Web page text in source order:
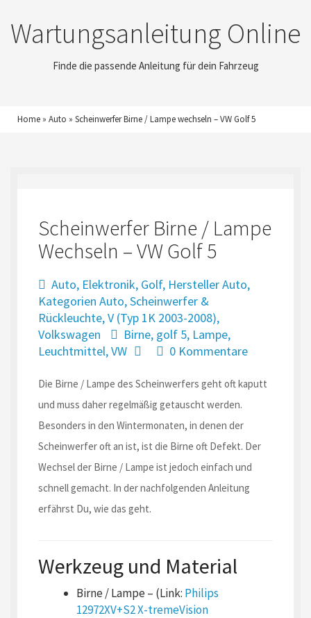
Wartungsanleitung Online
Finde die passende Anleitung für dein Fahrzeug
Home » Auto » Scheinwerfer Birne / Lampe wechseln – VW Golf 5
Scheinwerfer Birne / Lampe
Wechseln – VW Golf 5
Auto, Elektronik, Golf, Hersteller Auto,
Kategorien Auto,Scheinwerfer &
Rückleuchte,V (Typ 1K 2003-2008),
Volkswagen
Birne, golf 5, Lampe,
Leuchtmittel,VW 0 Kommentare
Die Birne / Lampe des Scheinwerfers geht oft kaputt
und muss daher regelmäßig getauscht werden.
Besonders in den Wintermonaten, in denen der
Scheinwerfer oft an ist, ist die Birne oft Defekt. Der
Wechsel der Birne / Lampe ist jedoch einfach und
schnell gemacht. In der nachfolgenden Anleitung
erfährst Du, wie das geht.
Werkzeug und Material
Birne / Lampe – (Link: Philips
12972XV+S2 X-tremeVision